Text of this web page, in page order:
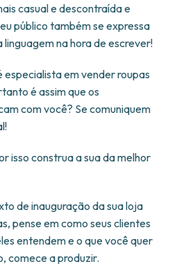
casual e descontraída e
público também se expressa
linguagem na hora de escrever!
especialista em vender roupas
é assim que os
com você? Se comuniquem
isso construa a sua da melhor
de inauguração da sua loja
pense em como seus clientes
entendem e o que você quer
comece a produzir.